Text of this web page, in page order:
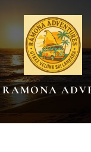
RAMONA